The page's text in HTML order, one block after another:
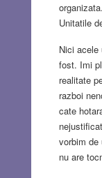
Unitatile
Nici
fost. Imi
realitate
razboi
cate
vorbim
nu are